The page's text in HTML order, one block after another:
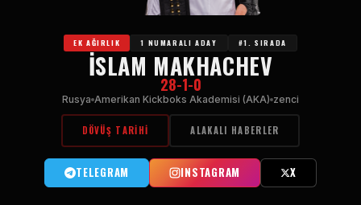
EK AĞIRLIK 1 NUMARALI ADAY #1. SIRADA
İSLAM MAKHACHEV
28-1-0
Rusya Amerikan Kickboks Akademisi (AKA) zenci
DÖVÜŞ TARIHI ALAKALI HABERLER
TELEGRAM INSTAGRAM X